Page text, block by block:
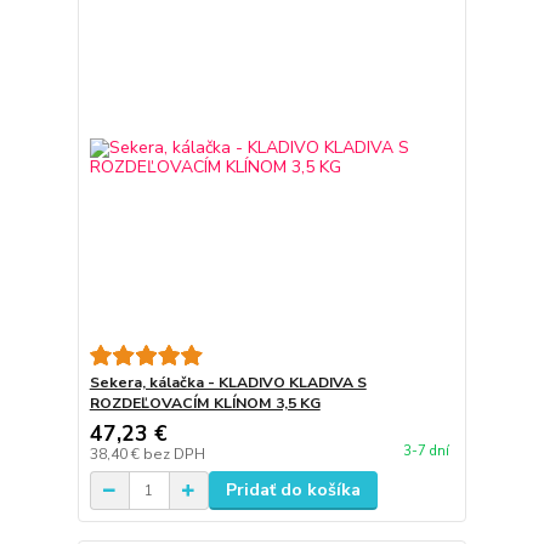
Sekera, kálačka - KLADIVO KLADIVA S
ROZDEĽOVACÍM KLÍNOM 3,5 KG
47,23 €
38,40 € bez DPH 3-7 dní
Pridať do košíka